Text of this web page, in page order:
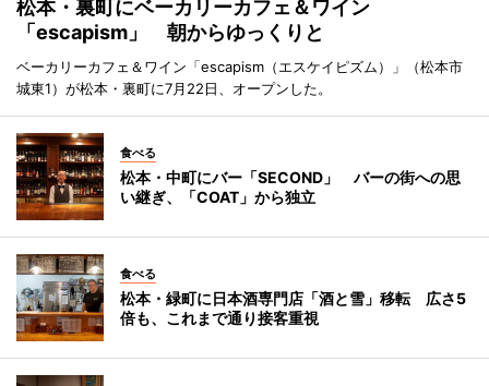
松本・裏町にベーカリーカフェ＆ワイン
「escapism」 朝からゆっくりと
ベーカリーカフェ＆ワイン「escapism（エスケイピズム）」（松本市
城東1）が松本・裏町に7月22日、オープンした。
食べる
松本・中町にバー「SECOND」 バーの街への思
い継ぎ、「COAT」から独立
食べる
松本・緑町に日本酒専門店「酒と雪」移転 広さ5
倍も、これまで通り接客重視